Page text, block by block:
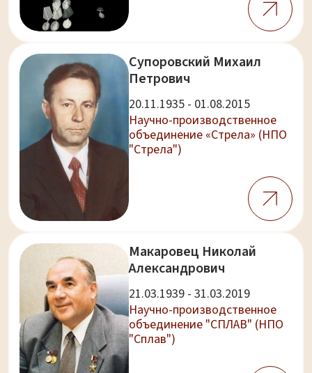
Супоровский Михаил
Петрович
20.11.1935 - 01.08.2015
Научно-производственное
объединение «Стрела» (НПО
"Стрела")
Макаровец Николай
Александрович
21.03.1939 - 31.03.2019
Научно-производственное
объединение "СПЛАВ" (НПО
"Сплав")